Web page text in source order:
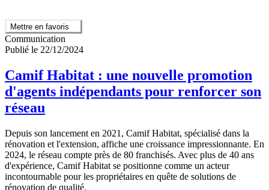
Mettre en favoris
Communication
Publié le 22/12/2024
Camif Habitat : une nouvelle promotion
d'agents indépendants pour renforcer son
réseau
Depuis son lancement en 2021, Camif Habitat, spécialisé dans la
rénovation et l'extension, affiche une croissance impressionnante. En
2024, le réseau compte près de 80 franchisés. Avec plus de 40 ans
d'expérience, Camif Habitat se positionne comme un acteur
incontournable pour les propriétaires en quête de solutions de
rénovation de qualité.